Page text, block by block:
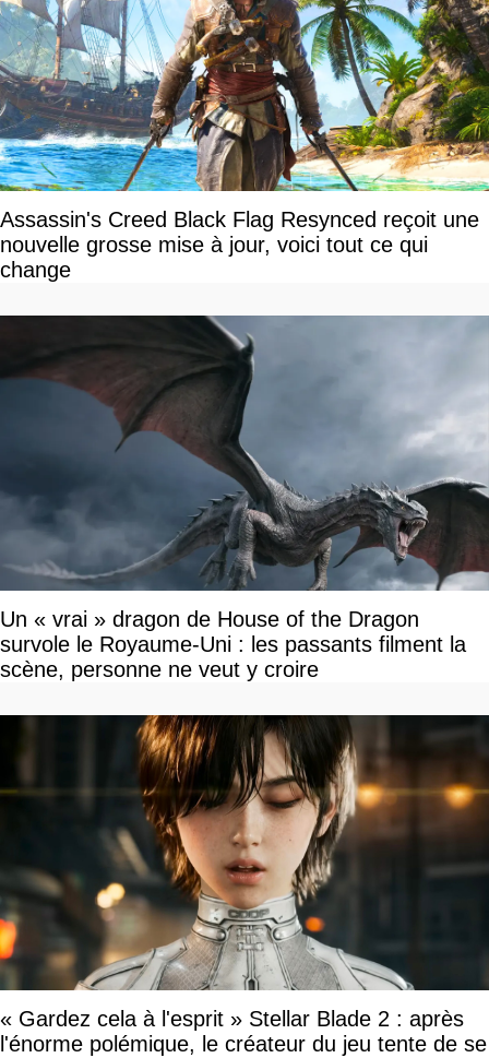
Assassin's Creed Black Flag Resynced reçoit une
nouvelle grosse mise à jour, voici tout ce qui
change
Un « vrai » dragon de House of the Dragon
survole le Royaume-Uni : les passants filment la
scène, personne ne veut y croire
« Gardez cela à l'esprit » Stellar Blade 2 : après
l'énorme polémique, le créateur du jeu tente de se